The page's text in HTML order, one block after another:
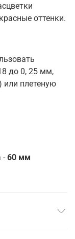
оттенки.
до 0, 25 мм,
или плетеную
- 60 мм